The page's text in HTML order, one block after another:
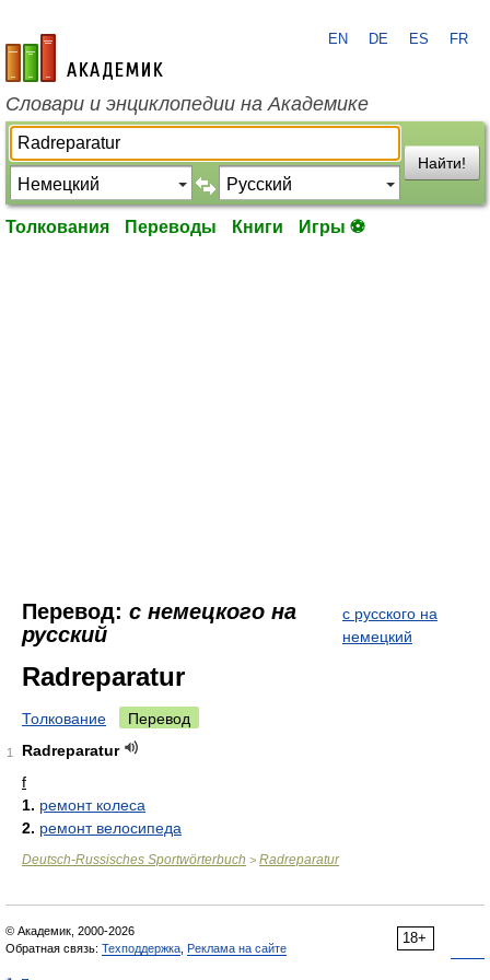
academic.ru
EN DE ES FR
Словари и энциклопедии на Академике
Найти!
Толкования Переводы Книги Игры ⚽
Перевод: с немецкого на
русский
с русского на
немецкий
Radreparatur
Толкование Перевод
1
Radreparatur
f
1. ремонт колеса
2. ремонт велосипеда
Deutsch-Russisches Sportwörterbuch > Radreparatur
18+
© Академик, 2000-2026
Обратная связь: Техподдержка Реклама на сайте